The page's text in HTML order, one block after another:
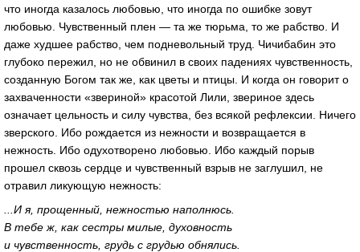
что иногда казалось любовью, что иногда по ошибке зовут
любовью. Чувственный плен — та же тюрьма, то же рабство. И
даже худшее рабство, чем подневольный труд. Чичибабин это
глубоко пережил, но не обвинил в своих падениях чувственность,
созданную Богом так же, как цветы и птицы. И когда он говорит о
захваченности «звериной» красотой Лили, звериное здесь
означает цельность и силу чувства, без всякой рефлексии. Ничего
зверского. Ибо рождается из нежности и возвращается в
нежность. Ибо одухотворено любовью. Ибо каждый порыв
прошел сквозь сердце и чувственный взрыв не заглушил, не
отравил ликующую нежность:
...И я, прощенный, нежностью наполнюсь.
В тебе ж, как сестры милые, духовность
и чувственность, грудь с грудью обнялись.